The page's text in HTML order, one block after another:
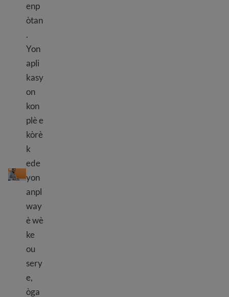
Ranpli yon aplikasyon travay
enp
òtan
.
Yon
apli
kasy
on
kon
plè e
kòrè
k
ede
yon
anpl
way
è wè
ke
ou
sery
e,
òga